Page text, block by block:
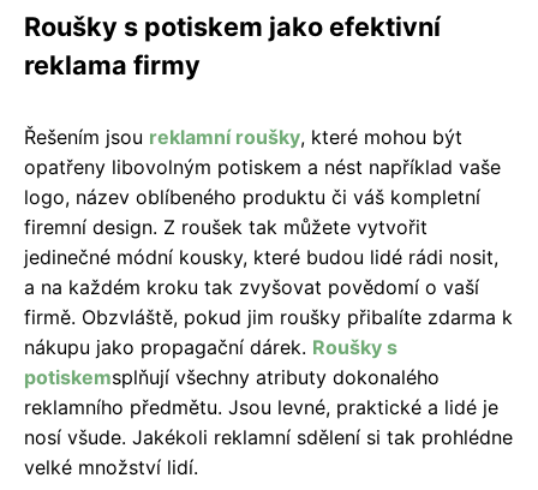
Roušky s potiskem jako efektivní
reklama firmy
Řešením jsou reklamní roušky, které mohou být
opatřeny libovolným potiskem a nést například vaše
logo, název oblíbeného produktu či váš kompletní
firemní design. Z roušek tak můžete vytvořit
jedinečné módní kousky, které budou lidé rádi nosit,
a na každém kroku tak zvyšovat povědomí o vaší
firmě. Obzvláště, pokud jim roušky přibalíte zdarma k
nákupu jako propagační dárek. Roušky s
potiskemsplňují všechny atributy dokonalého
reklamního předmětu. Jsou levné, praktické a lidé je
nosí všude. Jakékoli reklamní sdělení si tak prohlédne
velké množství lidí.